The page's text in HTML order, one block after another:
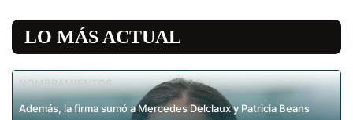
LO MÁS ACTUAL
NOMBRAMIENTOS
Además, la firma sumó a Mercedes Delclaux y Patricia Beans